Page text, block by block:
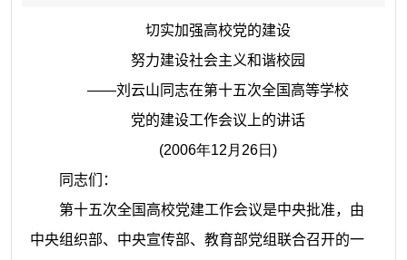
切实加强高校党的建设
努力建设社会主义和谐校园
——刘云山同志在第十五次全国高等学校
党的建设工作会议上的讲话
(2006年12 月26日 )
同志们：
第十五次全国高校党建工作会议是中央批准，由
中央组织部、中央宣传部、教育部党组联合召开的一